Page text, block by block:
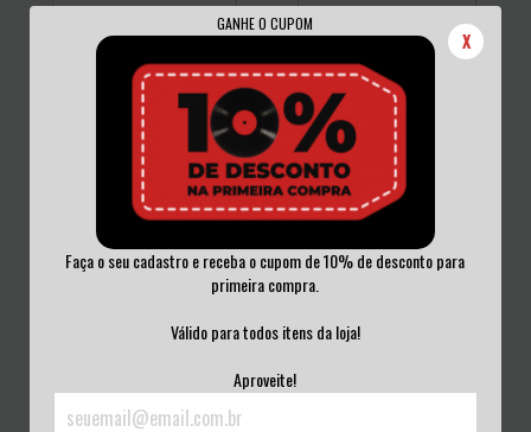
GANHE O CUPOM
X
Faça o seu cadastro e receba o cupom de 10% de desconto para
primeira compra.
Válido para todos itens da loja!
Aproveite!
3x deR$133,33sem juros
R$175,00
3x deR$58,33sem juros
R$50,00
3x deR$16,67sem juros